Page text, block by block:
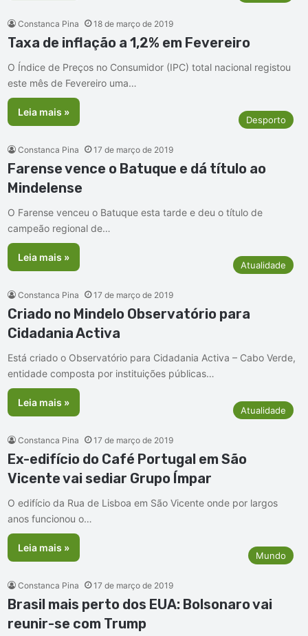
Constanca Pina 18 de março de 2019
Taxa de inflação a 1,2% em Fevereiro
O Índice de Preços no Consumidor (IPC) total nacional registou
este mês de Fevereiro uma…
Leia mais »
Desporto
Constanca Pina 17 de março de 2019
Farense vence o Batuque e dá título ao
Mindelense
O Farense venceu o Batuque esta tarde e deu o título de
campeão regional de…
Leia mais »
Atualidade
Constanca Pina 17 de março de 2019
Criado no Mindelo Observatório para
Cidadania Activa
Está criado o Observatório para Cidadania Activa – Cabo Verde,
entidade composta por instituições públicas…
Leia mais »
Atualidade
Constanca Pina 17 de março de 2019
Ex-edifício do Café Portugal em São
Vicente vai sediar Grupo Ímpar
O edifício da Rua de Lisboa em São Vicente onde por largos
anos funcionou o…
Leia mais »
Mundo
Constanca Pina 17 de março de 2019
Brasil mais perto dos EUA: Bolsonaro vai
reunir-se com Trump